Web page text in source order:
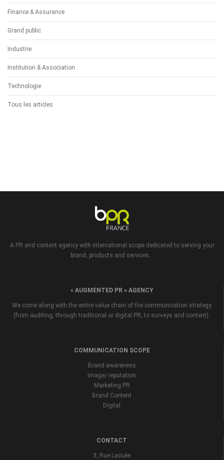
Finance & Assurance
Grand public
Industrie
Institution & Association
Technologie
Tous les articles
A PR and content agency with international scope dedicated to serving your
brand, products and services...
« AUGMENTED PR » AGENCY
We come along with the entire value chain of the communication strategy
(from auditing, through traditional or digital PR, to surveys and content).
COMMUNICATION SCOPE
Brand awareness
Image/ reputation
Marketing PR
Brand Content
Digital
CONTACT
3, Rue Lacuée